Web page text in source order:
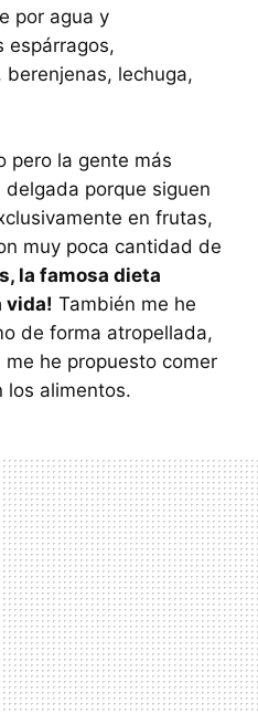
por agua y
espárragos,
lechuga,
pero la gente más
porque siguen
en frutas,
muy poca cantidad de
la famosa dieta
vida! También me he
de forma atropellada,
he propuesto comer
los alimentos.